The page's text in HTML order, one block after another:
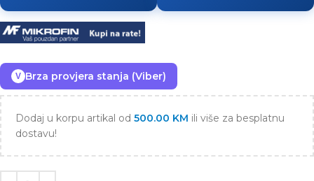
V Brza provjera stanja (Viber)
Dodaj u korpu artikal od 500.00 KM ili više za besplatnu
dostavu!